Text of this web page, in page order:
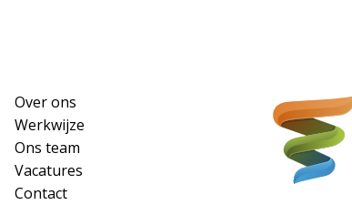
Over ons
Werkwijze
Ons team
Vacatures
Contact